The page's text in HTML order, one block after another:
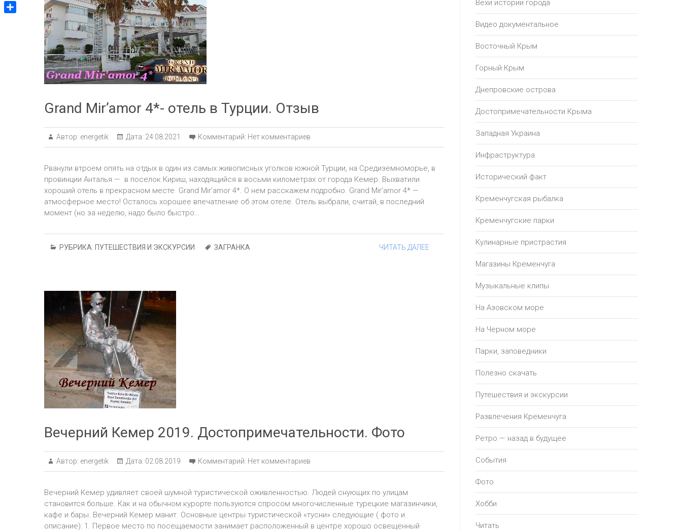
Grand Mir’amor 4*- отель в Турции. Отзыв
Автор: energetik Дата: 24.08.2021 Комментарий: Нет комментариев
Рванули втроем опять на отдых в один из самых живописных уголков южной Турции, на Средиземноморье, в
провинции Анталья — в поселок Кириш, находящийся в восьми километрах от города Кемер. Выхватили
хороший отель в прекрасном месте Grand Mir’amor 4*. О нем расскажем подробно. Grand Mir’amor 4* —
атмосферное место! Осталось хорошее впечатление об этом отеле. Отель выбрали, считай, в последний
момент (но за неделю, надо было быстро…
РУБРИКА: ПУТЕШЕСТВИЯ И ЭКСКУРСИИ ЗАГРАНКА ЧИТАТЬ ДАЛЕЕ
Вечерний Кемер 2019. Достопримечательности. Фото
Автор: energetik Дата: 02.08.2019 Комментарий: Нет комментариев
Вечерний Кемер удивляет своей шумной туристической оживленностью. Людей снующих по улицам
становится больше. Как и на обычном курорте пользуются спросом многочисленные турецкие магазинчики,
кафе и бары. Вечерний Кемер манит. Основные центры туристической «тусни» следующие ( фото и
описание): 1. Первое место по посещаемости занимает расположенный в центре хорошо освещенный
Вехи истории города
Видео документальное
Восточный Крым
Горный Крым
Днепровские острова
Достопримечательности Крыма
Западная Украина
Инфраструктура
Исторический факт
Кременчугская рыбалка
Кременчугские парки
Кулинарные пристрастия
Магазины Кременчуга
Музыкальные клипы
На Азовском море
На Черном море
Парки, заповедники
Полезно скачать
Путешествия и экскурсии
Развлечения Кременчуга
Ретро — назад в будущее
События
Фото
Хобби
Читать
m
pg
v
V
i